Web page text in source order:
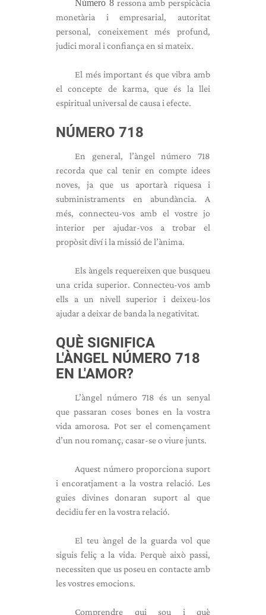
Número 8ressona amb perspicàcia
monetària i empresarial, autoritat
personal, coneixement més profund,
judici moral i confiança en si mateix.
El més important és que vibra amb
el concepte de karma, que és la llei
espiritual universal de causa i efecte.
NÚMERO 718
En general, l’àngel número 718
recorda que cal tenir en compte idees
noves, ja que us aportarà riquesa i
subministraments en abundància. A
més, connecteu-vos amb el vostre jo
interior per ajudar-vos a trobar el
propòsit diví i la missió de l’ànima.
Els àngels requereixen que busqueu
una crida superior. Connecteu-vos amb
ells a un nivell superior i deixeu-los
ajudar a deixar de banda la negativitat.
QUÈ SIGNIFICA
L'ÀNGEL NÚMERO 718
EN L'AMOR?
L’àngel número 718 és un senyal
que passaran coses bones en la vostra
vida amorosa. Pot ser el començament
d’un nou romanç, casar-se o viure junts.
Aquest número proporciona suport
i encoratjament a la vostra relació. Les
guies divines donaran suport al que
decidiu fer en la vostra relació.
El teu àngel de la guarda vol que
siguis feliç a la vida. Perquè això passi,
necessiten que us poseu en contacte amb
les vostres emocions.
Comprendre qui sou i què